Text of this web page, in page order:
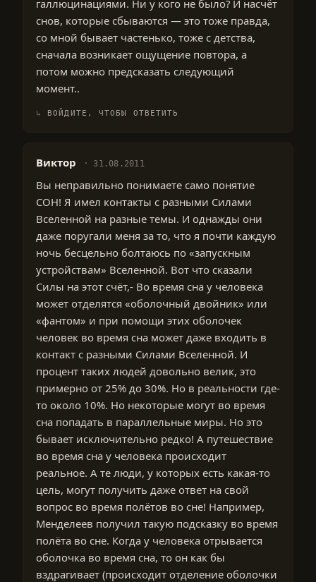
галлюцинациями. Ни у кого не было? И насчёт
снов, которые сбываются — это тоже правда,
со мной бывает частенько, тоже с детства,
сначала возникает ощущение повтора, а
потом можно предсказать следующий
момент..
ВОЙДИТЕ, ЧТОБЫ ОТВЕТИТЬ
Виктор 31.08.2011
Вы неправильно понимаете само понятие
СОН! Я имел контакты с разными Силами
Вселенной на разные темы. И однажды они
даже поругали меня за то, что я почти каждую
ночь бесцельно болтаюсь по «запускным
устройствам» Вселенной. Вот что сказали
Силы на этот счёт,- Во время сна у человека
может отделятся «оболочный двойник» или
«фантом» и при помощи этих оболочек
человек во время сна может даже входить в
контакт с разными Силами Вселенной. И
процент таких людей довольно велик, это
примерно от 25% до 30%. Но в реальности где-
то около 10%. Но некоторые могут во время
сна попадать в параллельные миры. Но это
бывает исключительно редко! А путешествие
во время сна у человека происходит
реальное. А те люди, у которых есть какая-то
цель, могут получить даже ответ на свой
вопрос во время полётов во сне! Например,
Менделеев получил такую подсказку во время
полёта во сне. Когда у человека отрывается
оболочка во время сна, то он как бы
вздрагивает (происходит отделение оболочки